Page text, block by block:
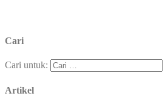
Cari
Cari untuk:
Artikel